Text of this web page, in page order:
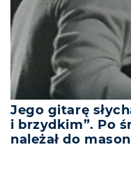
Jego gitarę
i brzydkim”. Po
należał do